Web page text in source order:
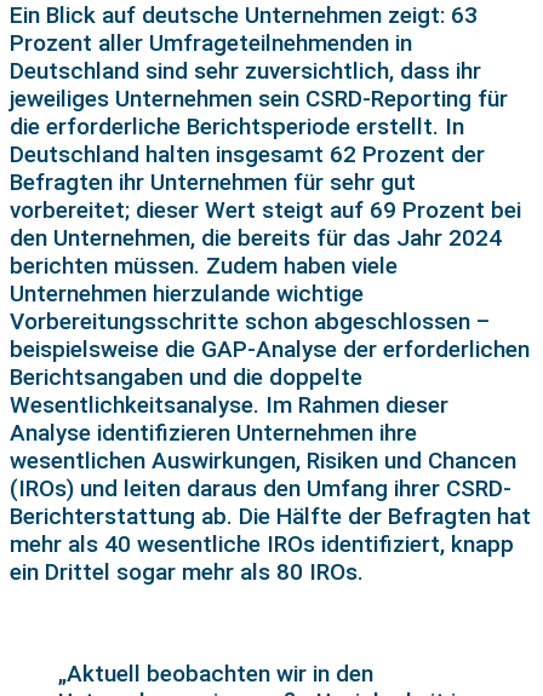
Ein Blick auf deutsche Unternehmen zeigt: 63
Prozent aller Umfrageteilnehmenden in
Deutschland sind sehr zuversichtlich, dass ihr
jeweiliges Unternehmen sein CSRD-Reporting für
die erforderliche Berichtsperiode erstellt. In
Deutschland halten insgesamt 62 Prozent der
Befragten ihr Unternehmen für sehr gut
vorbereitet; dieser Wert steigt auf 69 Prozent bei
den Unternehmen, die bereits für das Jahr 2024
berichten müssen. Zudem haben viele
Unternehmen hierzulande wichtige
Vorbereitungsschritte schon abgeschlossen –
beispielsweise die GAP-Analyse der erforderlichen
Berichtsangaben und die doppelte
Wesentlichkeitsanalyse. Im Rahmen dieser
Analyse identifizieren Unternehmen ihre
wesentlichen Auswirkungen, Risiken und Chancen
(IROs) und leiten daraus den Umfang ihrer CSRD-
Berichterstattung ab. Die Hälfte der Befragten hat
mehr als 40 wesentliche IROs identifiziert, knapp
ein Drittel sogar mehr als 80 IROs.
„Aktuell beobachten wir in den